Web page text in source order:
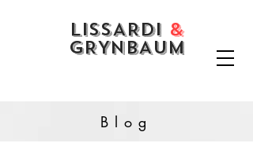
LISSARDI &
GRYNBAUM
Blog